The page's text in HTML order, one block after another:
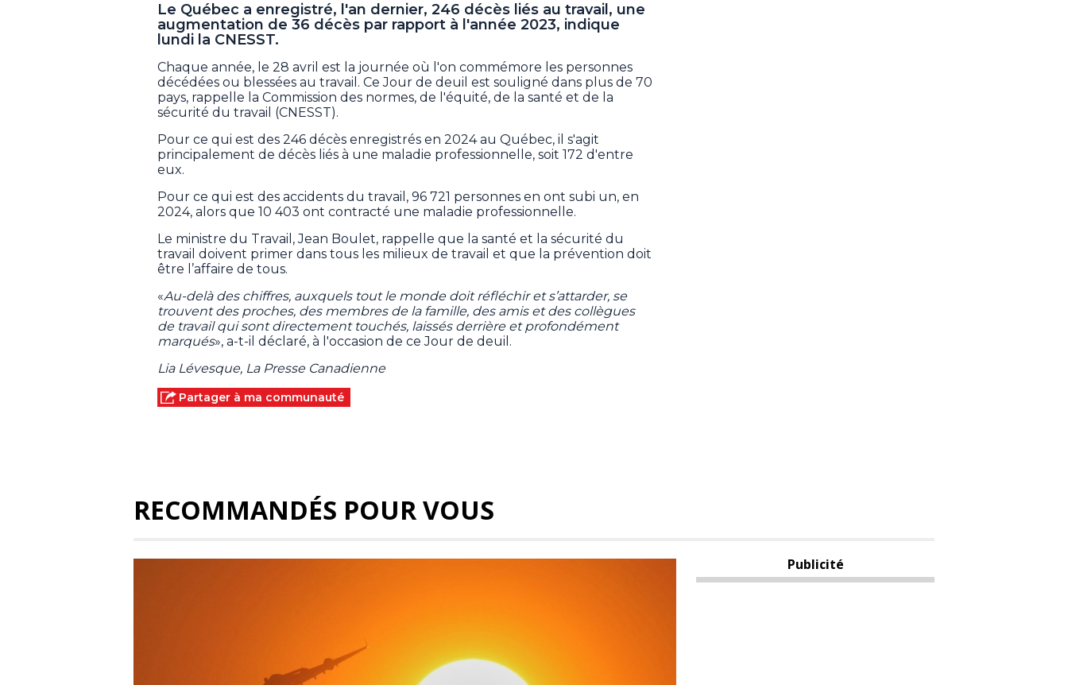
Le Québec a enregistré, l'an dernier, 246 décès liés au travail, une
augmentation de 36 décès par rapport à l'année 2023, indique
lundi la CNESST.
Chaque année, le 28 avril est la journée où l'on commémore les personnes
décédées ou blessées au travail. Ce Jour de deuil est souligné dans plus de 70
pays, rappelle la Commission des normes, de l'équité, de la santé et de la
sécurité du travail (CNESST).
Pour ce qui est des 246 décès enregistrés en 2024 au Québec, il s'agit
principalement de décès liés à une maladie professionnelle, soit 172 d'entre
eux.
Pour ce qui est des accidents du travail, 96 721 personnes en ont subi un, en
2024, alors que 10 403 ont contracté une maladie professionnelle.
Le ministre du Travail, Jean Boulet, rappelle que la santé et la sécurité du
travail doivent primer dans tous les milieux de travail et que la prévention doit
être l’affaire de tous.
«Au-delà des chiffres, auxquels tout le monde doit réfléchir et s’attarder, se
trouvent des proches, des membres de la famille, des amis et des collègues
de travail qui sont directement touchés, laissés derrière et profondément
marqués», a-t-il déclaré, à l'occasion de ce Jour de deuil.
Lia Lévesque, La Presse Canadienne
Partager à ma communauté
RECOMMANDÉS POUR VOUS
Publicité